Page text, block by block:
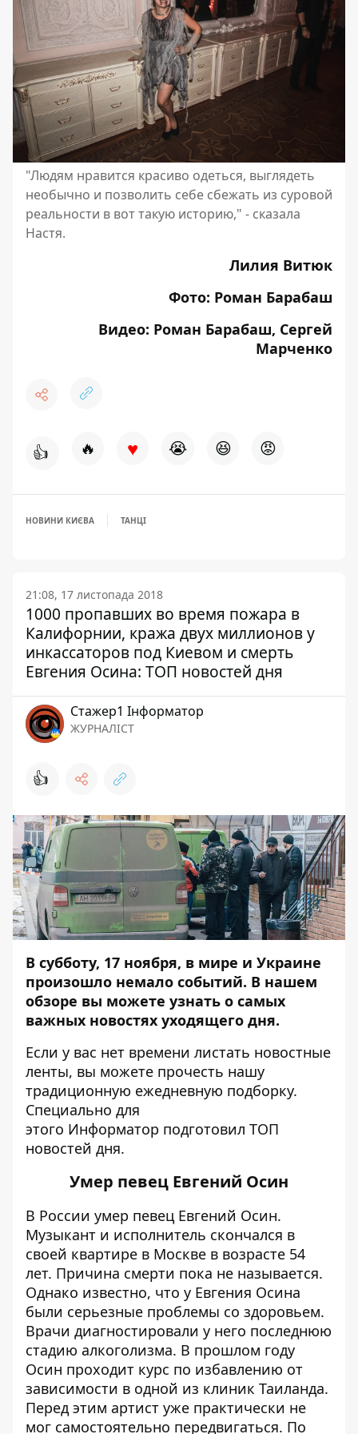
"Людям нравится красиво одеться, выглядеть
необычно и позволить себе сбежать из суровой
реальности в вот такую историю," - сказала
Настя.
Лилия Витюк
Фото: Роман Барабаш
Видео: Роман Барабаш, Сергей
Марченко
👍 🔥 ♥ 😭 😆 😡
НОВИНИ КИЄВА ТАНЦІ
21:08, 17 листопада 2018
1000 пропавших во время пожара в
Калифорнии, кража двух миллионов у
инкассаторов под Киевом и смерть
Евгения Осина: ТОП новостей дня
Стажер1 Інформатор
ЖУРНАЛІСТ
👍
В субботу, 17 ноября, в мире и Украине
произошло немало событий. В нашем
обзоре вы можете узнать о самых
важных новостях уходящего дня.
Если у вас нет времени листать новостные
ленты, вы можете прочесть нашу
традиционную ежедневную подборку.
Специально для
этого Информатор подготовил ТОП
новостей дня.
Умер певец Евгений Осин
В России умер певец Евгений Осин.
Музыкант и исполнитель скончался в
своей квартире в Москве в возрасте 54
лет. Причина смерти пока не называется.
Однако известно, что у Евгения Осина
были серьезные проблемы со здоровьем.
Врачи диагностировали у него последнюю
стадию алкоголизма. В прошлом году
Осин проходит курс по избавлению от
зависимости в одной из клиник Таиланда.
Перед этим артист уже практически не
мог самостоятельно передвигаться. По